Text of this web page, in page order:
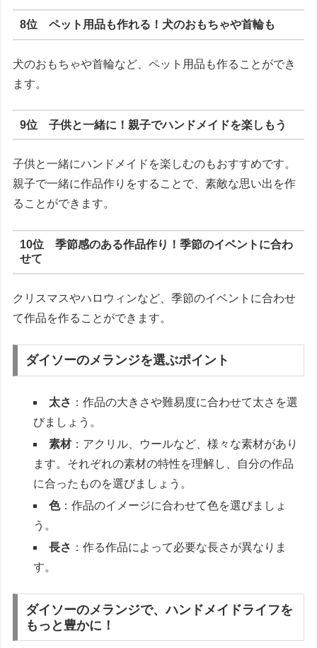
8位 ペット用品も作れる！犬のおもちゃや首輪も
犬のおもちゃや首輪など、ペット用品も作ることができ
ます。
9位 子供と一緒に！親子でハンドメイドを楽しもう
子供と一緒にハンドメイドを楽しむのもおすすめです。
親子で一緒に作品作りをすることで、素敵な思い出を作
ることができます。
10位 季節感のある作品作り！季節のイベントに合わ
せて
クリスマスやハロウィンなど、季節のイベントに合わせ
て作品を作ることができます。
ダイソーのメランジを選ぶポイント
太さ ：作品の大きさや難易度に合わせて太さを選
びましょう。
素材：アクリル、ウールなど、様々な素材があり
ます。それぞれの素材の特性を理解し、自分の作品
に合ったものを選びましょう。
色：作品のイメージに合わせて色を選びましょ
う。
長さ ：作る作品によって必要な長さが異なりま
す。
ダイソーのメランジで、ハンドメイドライフを
もっと豊かに！